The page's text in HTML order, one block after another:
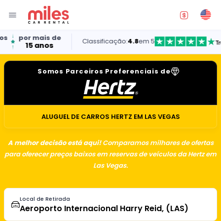
de Classificação:4.8em 5
Somos Parceiros Preferenciais de
ALUGUEL DE CARROS HERTZ EM LAS VEGAS
A melhor decisão está aqui!Comparamos milhares de ofertas
para oferecer preços baixos em reservas de veículos da Hertz em
Las Vegas.
Local de Retirada